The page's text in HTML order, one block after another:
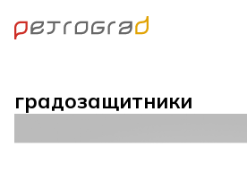
градозащитники